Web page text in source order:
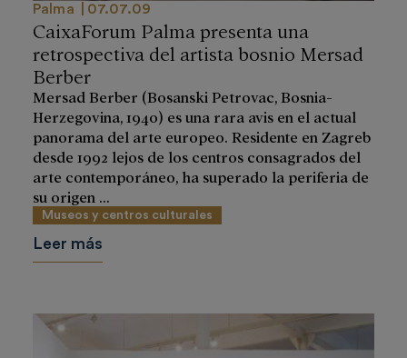
Palma 07.07.09
CaixaForum Palma presenta una
retrospectiva del artista bosnio Mersad
Berber
Mersad Berber (Bosanski Petrovac, Bosnia-
Herzegovina, 1940) es una rara avis en el actual
panorama del arte europeo. Residente en Zagreb
desde 1992 lejos de los centros consagrados del
arte contemporáneo, ha superado la periferia de
su origen ...
Museos y centros culturales
Leer más